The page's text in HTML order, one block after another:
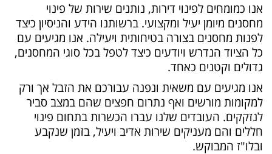
אנו כמומחים לפינוי דירות, נותנים שירות של פינוי
מחסנים מיומן יעיל ומקצועי. ברשותנו הידע והניסיון כיצד
לפנות מחסנים בצורה בטיחותית ויעילה. אנו מגיעים עם
כל הציוד הנדרש ויודעים כיצד לטפל בכל סוגי המחסנים,
גדולים וקטנים כאחד.
אנו מגיעים עם משאית ונפנה עבורכם את הזבל אך ורק
למקומות מורשים ואף נתרום חפצים שהם במצב סביר
לנזקקים. העובדים שלנו עברו הכשרות בתחום פינוי
חללים והם מעניקים שירות אדיב ויעיל, בזמן שנקבע
ובלו"ז המבוקש.